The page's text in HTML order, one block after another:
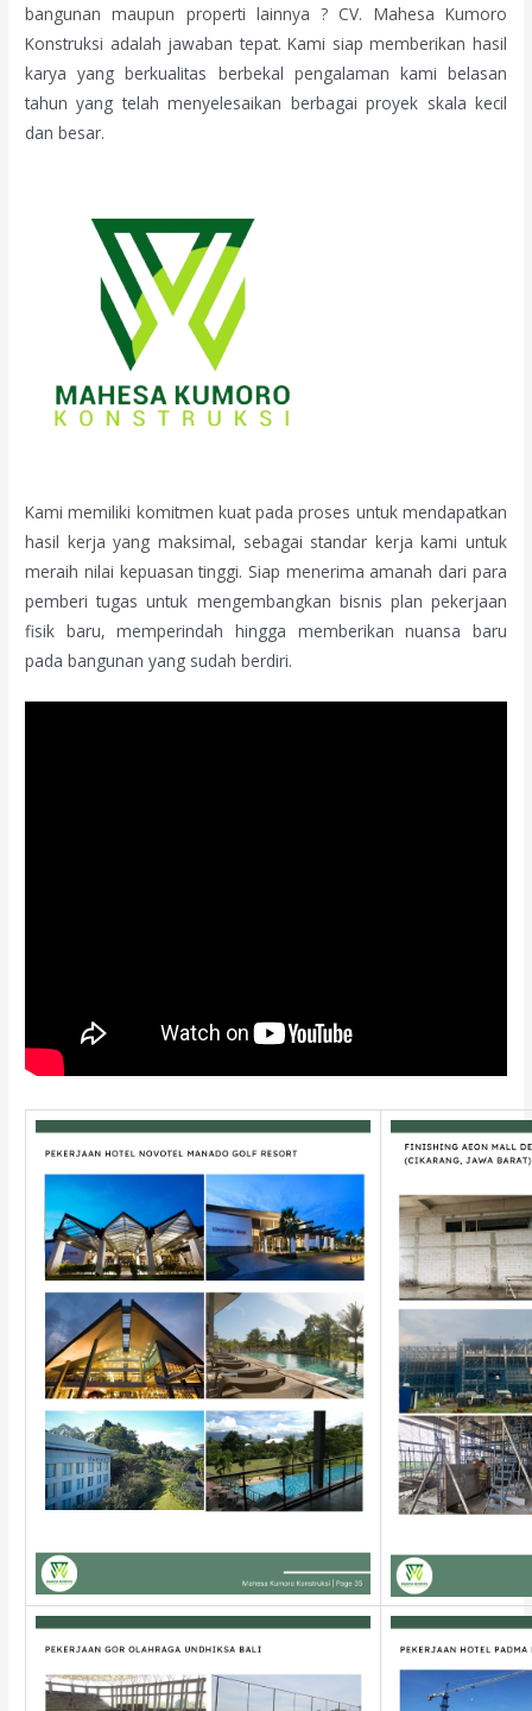
bangunan maupun properti lainnya ? CV. Mahesa Kumoro
Konstruksi adalah jawaban tepat. Kami siap memberikan hasil
karya yang berkualitas berbekal pengalaman kami belasan
tahun yang telah menyelesaikan berbagai proyek skala kecil
dan besar.
Kami memiliki komitmen kuat pada proses untuk mendapatkan
hasil kerja yang maksimal, sebagai standar kerja kami untuk
meraih nilai kepuasan tinggi. Siap menerima amanah dari para
pemberi tugas untuk mengembangkan bisnis plan pekerjaan
fisik baru, memperindah hingga memberikan nuansa baru
pada bangunan yang sudah berdiri.